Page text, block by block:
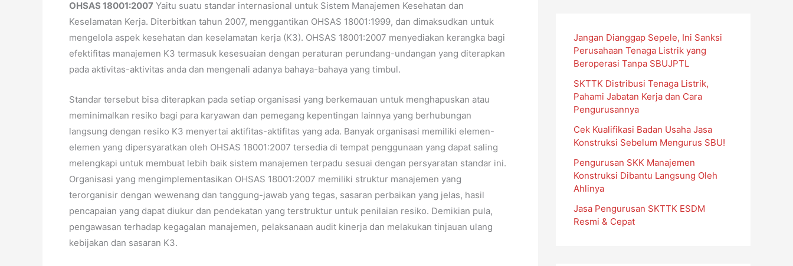
OHSAS 18001:2007 Yaitu suatu standar internasional untuk Sistem Manajemen Kesehatan dan
Keselamatan Kerja. Diterbitkan tahun 2007, menggantikan OHSAS 18001:1999, dan dimaksudkan untuk
mengelola aspek kesehatan dan keselamatan kerja (K3). OHSAS 18001:2007 menyediakan kerangka bagi
efektifitas manajemen K3 termasuk kesesuaian dengan peraturan perundang-undangan yang diterapkan
pada aktivitas-aktivitas anda dan mengenali adanya bahaya-bahaya yang timbul.
Standar tersebut bisa diterapkan pada setiap organisasi yang berkemauan untuk menghapuskan atau
meminimalkan resiko bagi para karyawan dan pemegang kepentingan lainnya yang berhubungan
langsung dengan resiko K3 menyertai aktifitas-aktifitas yang ada. Banyak organisasi memiliki elemen-
elemen yang dipersyaratkan oleh OHSAS 18001:2007 tersedia di tempat penggunaan yang dapat saling
melengkapi untuk membuat lebih baik sistem manajemen terpadu sesuai dengan persyaratan standar ini.
Organisasi yang mengimplementasikan OHSAS 18001:2007 memiliki struktur manajemen yang
terorganisir dengan wewenang dan tanggung-jawab yang tegas, sasaran perbaikan yang jelas, hasil
pencapaian yang dapat diukur dan pendekatan yang terstruktur untuk penilaian resiko. Demikian pula,
pengawasan terhadap kegagalan manajemen, pelaksanaan audit kinerja dan melakukan tinjauan ulang
kebijakan dan sasaran K3.
Jangan Dianggap Sepele, Ini Sanksi
Perusahaan Tenaga Listrik yang
Beroperasi Tanpa SBUJPTL
SKTTK Distribusi Tenaga Listrik,
Pahami Jabatan Kerja dan Cara
Pengurusannya
Cek Kualifikasi Badan Usaha Jasa
Konstruksi Sebelum Mengurus SBU!
Pengurusan SKK Manajemen
Konstruksi Dibantu Langsung Oleh
Ahlinya
Jasa Pengurusan SKTTK ESDM
Resmi & Cepat